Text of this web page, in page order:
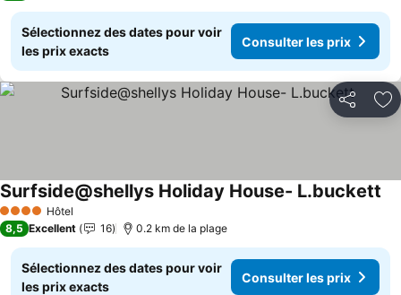
Sélectionnez des dates pour voir
les prix exacts
Consulter les prix
Partager
4 Étoiles Hôtel
Surfside@shellys Holiday House- L.buckett
8,5 Excellent 16 0.2 km de la plage
Sélectionnez des dates pour voir
les prix exacts
Consulter les prix